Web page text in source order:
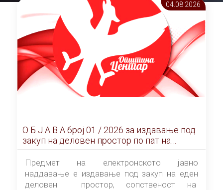
04.08 2026
О Б Ј А В А брoj 01 / 2026 за издавање под
закуп на деловен простор по пат на
ЕЛЕКТРОНСКО ЈАВНО НАДДАВАЊЕ
Предмет на електронското јавно
наддавање е издавање под закуп на еден
деловен простор, сопственост на